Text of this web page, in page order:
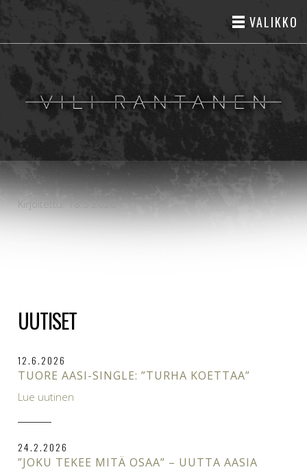
VALIKKO
Kirjoitettu: 18.5.2026
UUTISET
12.6.2026
TUORE AASI-SINGLE: ”TURHA KOETTAA”
Lue uutinen
24.2.2026
”JOKU TEKEE MITÄ OSAA” – UUTTA AASIA